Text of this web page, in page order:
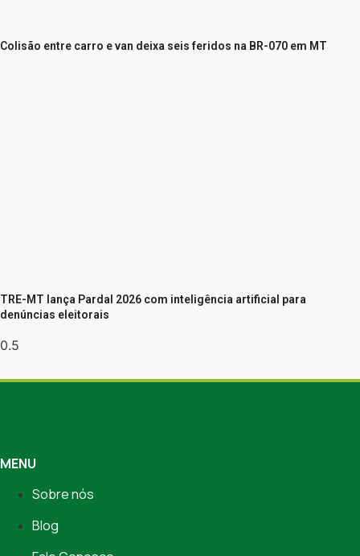
Colisão entre carro e van deixa seis feridos na BR-070 em MT
TRE-MT lança Pardal 2026 com inteligência artificial para
denúncias eleitorais
MENU
Sobre nós
Blog